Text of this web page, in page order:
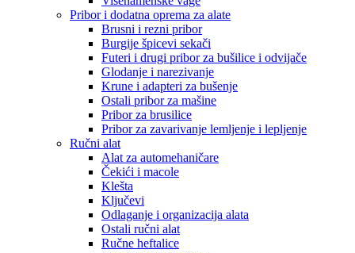
Pribor i dodatna oprema za alate
Brusni i rezni pribor
Burgije špicevi sekači
Futeri i drugi pribor za bušilice i odvijače
Glodanje i narezivanje
Krune i adapteri za bušenje
Ostali pribor za mašine
Pribor za brusilice
Pribor za zavarivanje lemljenje i lepljenje
Ručni alat
Alat za automehaničare
Čekići i macole
Klešta
Ključevi
Odlaganje i organizacija alata
Ostali ručni alat
Ručne heftalice